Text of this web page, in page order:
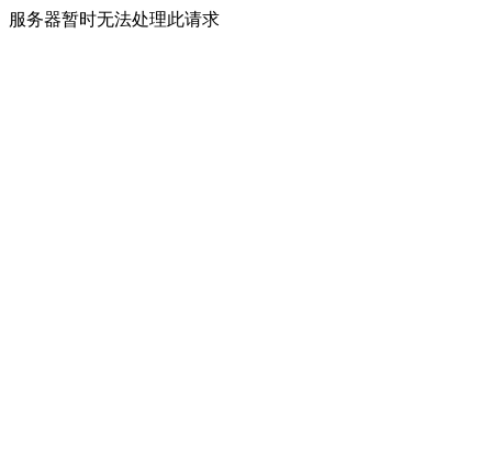
服务器暂时无法处理此请求